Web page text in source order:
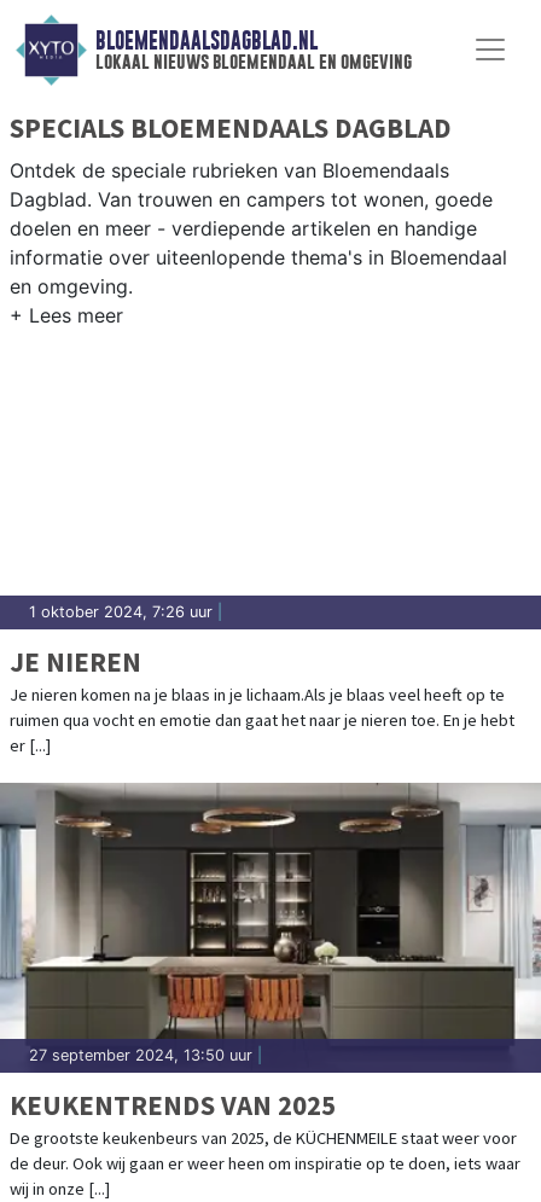
BLOEMENDAALSDAGBLAD.NL
lokaal nieuws bloemendaal en omgeving
SPECIALS BLOEMENDAALS DAGBLAD
Ontdek de speciale rubrieken van Bloemendaals
Dagblad. Van trouwen en campers tot wonen, goede
doelen en meer - verdiepende artikelen en handige
informatie over uiteenlopende thema's in Bloemendaal
en omgeving.
1 oktober 2024, 7:26 uur
JE NIEREN
Je nieren komen na je blaas in je lichaam.Als je blaas veel heeft op te
ruimen qua vocht en emotie dan gaat het naar je nieren toe. En je hebt
er [...]
27 september 2024, 13:50 uur
KEUKENTRENDS VAN 2025
De grootste keukenbeurs van 2025, de KÜCHENMEILE staat weer voor
de deur. Ook wij gaan er weer heen om inspiratie op te doen, iets waar
wij in onze [...]